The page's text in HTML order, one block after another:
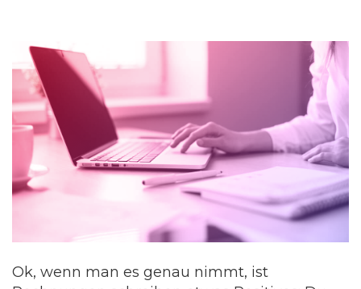
Ok, wenn man es genau nimmt, ist